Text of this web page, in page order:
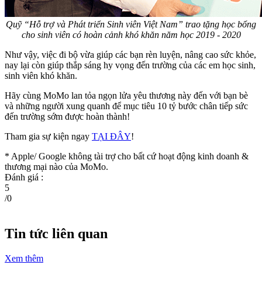
Quỹ “Hỗ trợ và Phát triển Sinh viên Việt Nam” trao tặng học bổng
cho sinh viên có hoàn cảnh khó khăn năm học 2019 - 2020
Như vậy, việc đi bộ vừa giúp các bạn rèn luyện, nâng cao sức khỏe,
nay lại còn giúp thắp sáng hy vọng đến trường của các em học sinh,
sinh viên khó khăn.
Hãy cùng MoMo lan tỏa ngọn lửa yêu thương này đến với bạn bè
và những người xung quanh để mục tiêu 10 tỷ bước chân tiếp sức
đến trường sớm được hoàn thành!
Tham gia sự kiện ngay TẠI ĐÂY!
* Apple/ Google không tài trợ cho bất cứ hoạt động kinh doanh &
thương mại nào của MoMo.
Đánh giá :
5
/0
Tin tức liên quan
Xem thêm